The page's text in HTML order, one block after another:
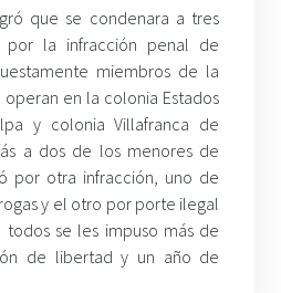
que se condenara a tres
por la infracción penal de
miembros de la
en la colonia Estados
y colonia Villafranca de
a dos de los menores de
por otra infracción, uno de
y el otro por porte ilegal
se les impuso más de
de libertad y un año de